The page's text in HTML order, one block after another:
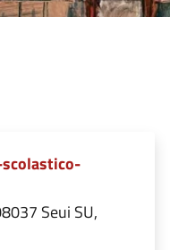
Seui SU,